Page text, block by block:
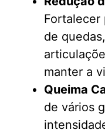
Fortalecer
de
manter a
Queima
de vários